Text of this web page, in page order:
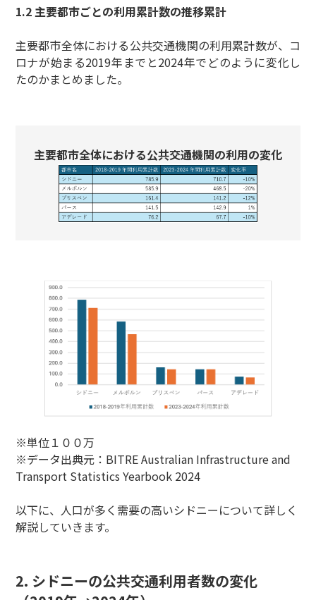
1.2 主要都市ごとの利用累計数の推移累計
主要都市全体における公共交通機関の利用累計数が、コ
ロナが始まる2019年までと2024年でどのように変化し
たのかまとめました。
主要都市全体における公共交通機関の利用の変化
※単位１００万
※データ出典元：BITRE Australian Infrastructure and
Transport Statistics Yearbook 2024
以下に、人口が多く需要の高いシドニーについて詳しく
解説していきます。
2. シドニーの公共交通利用者数の変化